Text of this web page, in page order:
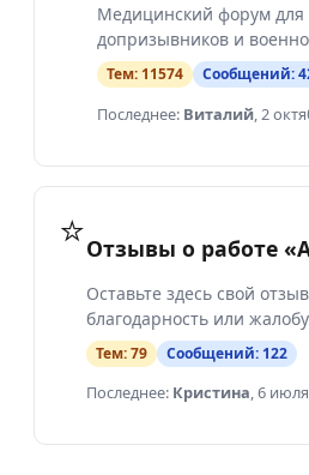
Медицинский форум для
допризывников и
Тем: 11574 Сообщений:
Последнее: Виталий,2
⭐Отзывы о работе
Оставьте здесь свой
благодарность или
Тем:79 Сообщений: 122
Последнее: Кристина,6 июля